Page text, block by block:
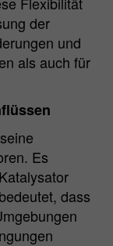
der
und
als auch für
Es
dass